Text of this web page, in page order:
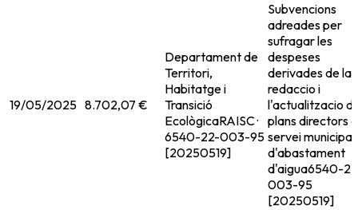
19/05/2025 8.702,07 €
Departament de
Territori,
Habitatge i
Transició
EcològicaRAISC ·
6540-22-003-95
[20250519]
Subvencions
adreades per
sufragar les
despeses
derivades de la
redaccio i
l'actualitzacio
plans directors
servei municipal
d'abastament
d'aigua6540-
003-95
[20250519]